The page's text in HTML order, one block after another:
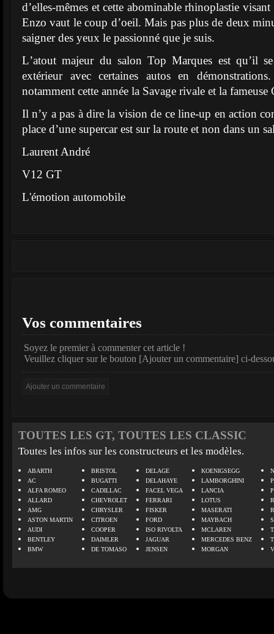
dʼelles-mêmes et cette abominable rhinoplastie
Enzo vaut le coup dʼoeil. Mais pas plus de deux
saigner des yeux le passionné que je suis.
Lʼatout majeur du salon Top Marques est quʼil
extérieur avec certaines autos en
notamment cette année la Savage rivale et la
Il nʼy a pas à dire la vision de ce line-up en action
place dʼune supercar est sur la route et non dans un
Laurent André
V12 GT
L'émotion automobile
Vos commentaires
Soyez le premier à commenter cet article !
Veuillez cliquer sur le bouton [Ajouter un commentaire] ci-
TOUTES LES GT, TOUTES LES CLASSIC
Toutes les infos sur les constructeurs et les modèles.
ABARTH
AC
ALFA ROMEO
ALLARD
AMG
ASTON MARTIN
AUDI
BENTLEY
BMW
BRISTOL
BUGATTI
CADILLAC
CHEVROLET
CHRYSLER
CITROEN
COOPER
DAIMLER
DE TOMASO
DELAGE
DELAHAYE
FACEL VEGA
FERRARI
FISKER
FORD
ISO RIVOLTA
JAGUAR
JENSEN
KOENIGSEGG
LAMBORGHINI
LANCIA
LOTUS
MASERATI
MAYBACH
MCLAREN
MERCEDES BENZ
MORGAN